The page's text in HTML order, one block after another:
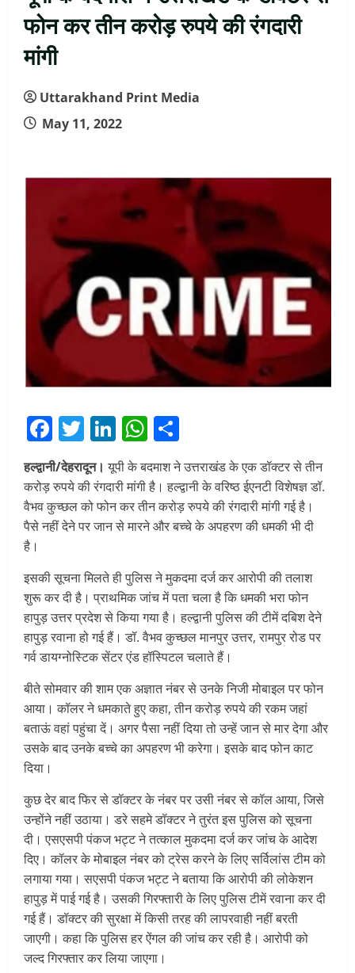
फोन कर तीन करोड़ रुपये की रंगदारी
मांगी
Uttarakhand Print Media
May 11, 2022
Facebook
Twitter
LinkedIn
WhatsApp
हल्द्वानी/देहरादून। यूपी के बदमाश ने उत्तराखंड के एक डॉक्टर से तीन
करोड़ रुपये की रंगदारी मांगी है। हल्द्वानी के वरिष्ठ ईएनटी विशेषज्ञ डॉ.
वैभव कुच्छल को फोन कर तीन करोड़ रुपये की रंगदारी मांगी गई है।
पैसे नहीं देने पर जान से मारने और बच्चे के अपहरण की धमकी भी दी
है।
इसकी सूचना मिलते ही पुलिस ने मुकदमा दर्ज कर आरोपी की तलाश
शुरू कर दी है। प्राथमिक जांच में पता चला है कि धमकी भरा फोन
हापुड़ उत्तर प्रदेश से किया गया है। हल्द्वानी पुलिस की टीमें दबिश देने
हापुड़ रवाना हो गई हैं। डॉ. वैभव कुच्छल मानपुर उत्तर, रामपुर रोड पर
गर्व डायग्नोस्टिक सेंटर एंड हॉस्पिटल चलाते हैं।
बीते सोमवार की शाम एक अज्ञात नंबर से उनके निजी मोबाइल पर फोन
आया। कॉलर ने धमकाते हुए कहा, तीन करोड़ रुपये की रकम जहां
बताऊं वहां पहुंचा दें। अगर पैसा नहीं दिया तो उन्हें जान से मार देगा और
उसके बाद उनके बच्चे का अपहरण भी करेगा। इसके बाद फोन काट
दिया।
कुछ देर बाद फिर से डॉक्टर के नंबर पर उसी नंबर से कॉल आया, जिसे
उन्होंने नहीं उठाया। डरे सहमे डॉक्टर ने तुरंत इस पुलिस को सूचना
दी। एसएसपी पंकज भट्ट ने तत्काल मुकदमा दर्ज कर जांच के आदेश
दिए। कॉलर के मोबाइल नंबर को ट्रेस करने के लिए सर्विलांस टीम को
लगाया गया। सएसपी पंकज भट्ट ने बताया कि आरोपी की लोकेशन
हापुड़ में पाई गई है। उसकी गिरफ्तारी के लिए पुलिस टीमें रवाना कर दी
गई हैं। डॉक्टर की सुरक्षा में किसी तरह की लापरवाही नहीं बरती
जाएगी। कहा कि पुलिस हर ऐंगल की जांच कर रही है। आरोपी को
जल्द गिरफ्तार कर लिया जाएगा।